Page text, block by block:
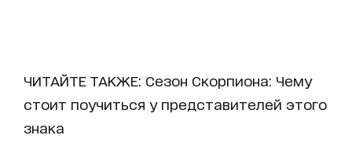
ЧИТАЙТЕ ТАКЖЕ: Сезон Скорпиона: Чему
стоит поучиться у представителей этого
знака